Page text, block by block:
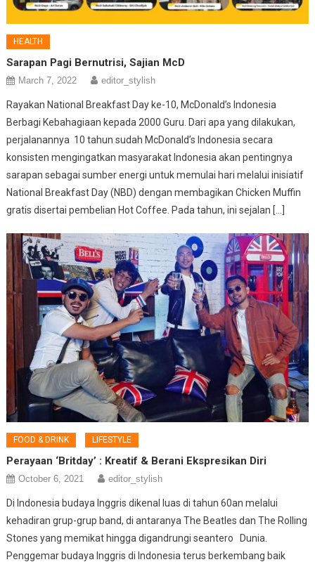
HEALTH
Sarapan Pagi Bernutrisi, Sajian McD
March 7, 2022 editor_stylish
Rayakan National Breakfast Day ke-10, McDonald’s Indonesia
Berbagi Kebahagiaan kepada 2000 Guru. Dari apa yang dilakukan,
perjalanannya 10 tahun sudah McDonald’s Indonesia secara
konsisten mengingatkan masyarakat Indonesia akan pentingnya
sarapan sebagai sumber energi untuk memulai hari melalui inisiatif
National Breakfast Day (NBD) dengan membagikan Chicken Muffin
gratis disertai pembelian Hot Coffee. Pada tahun, ini sejalan […]
FOOD & DRINK LIFESTYLE
Perayaan ‘Britday’ : Kreatif & Berani Ekspresikan Diri
October 6, 2021 editor_stylish
Di Indonesia budaya Inggris dikenal luas di tahun 60an melalui
kehadiran grup-grup band, di antaranya The Beatles dan The Rolling
Stones yang memikat hingga digandrungi seantero Dunia.
Penggemar budaya Inggris di Indonesia terus berkembang baik